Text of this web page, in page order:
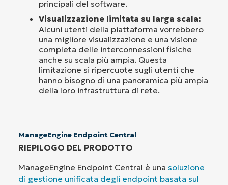
principali del software.
Visualizzazione limitata su larga scala:
Alcuni utenti della piattaforma vorrebbero
una migliore visualizzazione e una visione
completa delle interconnessioni fisiche
anche su scala più ampia. Questa
limitazione si ripercuote sugli utenti che
hanno bisogno di una panoramica più ampia
della loro infrastruttura di rete.
ManageEngine Endpoint Central
RIEPILOGO DEL PRODOTTO
ManageEngine Endpoint Central è una soluzione
di gestione unificata degli endpoint basata sul